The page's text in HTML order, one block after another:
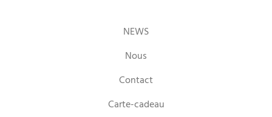
NEWS
Nous
Contact
Carte-cadeau